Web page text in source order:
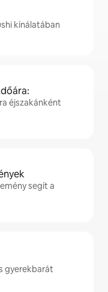
kínálatában
éjszakánként
segít a
gyerekbarát